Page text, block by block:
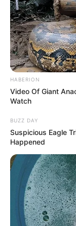
HABERION
Video Of Giant
Watch
BUZZ DAY
Suspicious Eagle
Happened